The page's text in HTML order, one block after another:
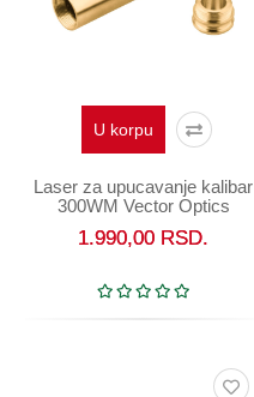
U korpu
Laser za upucavanje kalibar
300WM Vector Optics
1.990,00 RSD.